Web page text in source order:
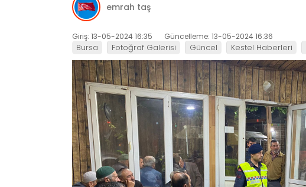
emrah taş
Giriş: 13-05-2024 16:35 Güncelleme: 13-05-2024 16:36
Bursa Fotoğraf Galerisi Güncel Kestel Haberleri